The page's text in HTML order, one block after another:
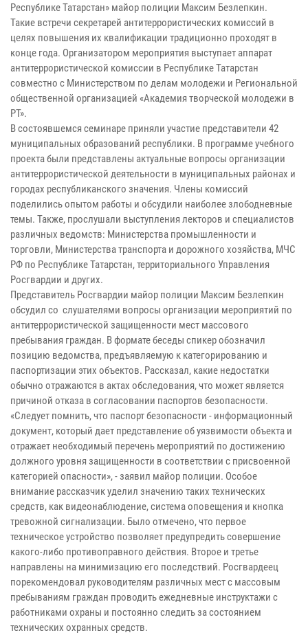
Республике Татарстан» майор полиции Максим Безлепкин.
Такие встречи секретарей антитеррористических комиссий в
целях повышения их квалификации традиционно проходят в
конце года. Организатором мероприятия выступает аппарат
антитеррористической комиссии в Республике Татарстан
совместно с Министерством по делам молодежи и Региональной
общественной организацией «Академия творческой молодежи в
РТ».
В состоявшемся семинаре приняли участие представители 42
муниципальных образований республики. В программе учебного
проекта были представлены актуальные вопросы организации
антитеррористической деятельности в муниципальных районах и
городах республиканского значения. Члены комиссий
поделились опытом работы и обсудили наиболее злободневные
темы. Также, прослушали выступления лекторов и специалистов
различных ведомств: Министерства промышленности и
торговли, Министерства транспорта и дорожного хозяйства, МЧС
РФ по Республике Татарстан, территориального Управления
Росгвардии и других.
Представитель Росгвардии майор полиции Максим Безлепкин
обсудил со слушателями вопросы организации мероприятий по
антитеррористической защищенности мест массового
пребывания граждан. В формате беседы спикер обозначил
позицию ведомства, предъявляемую к категорированию и
паспортизации этих объектов. Рассказал, какие недостатки
обычно отражаются в актах обследования, что может является
причиной отказа в согласовании паспортов безопасности.
«Следует помнить, что паспорт безопасности - информационный
документ, который дает представление об уязвимости объекта и
отражает необходимый перечень мероприятий по достижению
должного уровня защищенности в соответствии с присвоенной
категорией опасности», - заявил майор полиции. Особое
внимание рассказчик уделил значению таких технических
средств, как видеонаблюдение, система оповещения и кнопка
тревожной сигнализации. Было отмечено, что первое
техническое устройство позволяет предупредить совершение
какого-либо противоправного действия. Второе и третье
направлены на минимизацию его последствий. Росгвардеец
порекомендовал руководителям различных мест с массовым
пребываниям граждан проводить ежедневные инструктажи с
работниками охраны и постоянно следить за состоянием
технических охранных средств.